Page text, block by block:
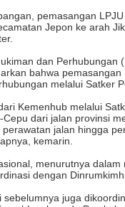
pemasangan
Jepon ke arah
dan Perhubungan
bahwa
melalui Satker
Kemenhub melalui
dari jalan provinsi
jalan hingga
kemarin.
menurutnya
dengan
sebelumnya juga